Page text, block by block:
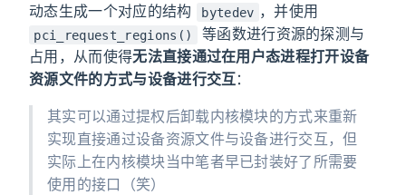
动态生成一个对应的结构
bytedev ，并使用
pci_request_regions()
等函数进行资源的探测与
占用，从而使得无法直接通过在用户态进程打开设备
资源文件的方式与设备进行交互：
其实可以通过提权后卸载内核模块的方式来重新
实现直接通过设备资源文件与设备进行交互，但
实际上在内核模块当中笔者早已封装好了所需要
使用的接口（笑）